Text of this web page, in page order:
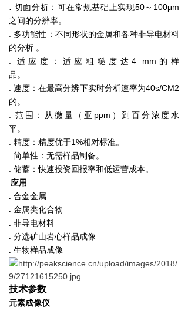
. 切面分析：可在常规基础上实现50～100μm
之间的分辨率。
. 多功能性：不同形状的金属和各种非导电材料
的分析 。
. 适应度：适应粗糙度达4 mm的样
品。
. 速度：在最高分辨下实时分析速率为40s/CM2
的。
. 范围：从微量（亚ppm）到百分浓度水
平。
. 精度：精度优于1%相对标准。
. 简单性：无需样品制备。
. 储蓄：快速投资回报率和低运营成本。
应用
. 合金金属
. 金属类化合物
. 非导电材料
. 分选矿山岩心样品成像
. 生物样品成像
技术参数
元素成像仪